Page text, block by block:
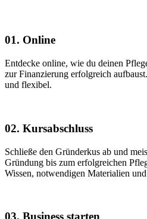
01. Online
Entdecke online, wie du deinen
zur Finanzierung erfolgreich
und flexibel.
02. Kursabschluss
Schließe den Gründerkus ab und
Gründung bis zum erfolgreichen
Wissen, notwendigen Materialien